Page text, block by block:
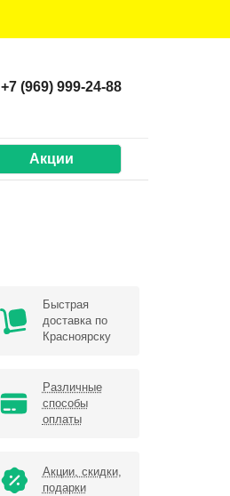
+7 (969) 999-24-88
Акции
Быстрая
доставка по
Красноярску
Различные
способы
оплаты
Акции, скидки,
подарки